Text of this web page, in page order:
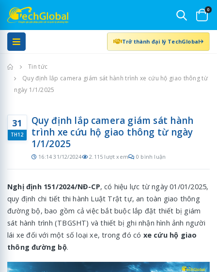
0
Trở thành đại lý TechGlobal
Trang chủ
Tin tức
Quy định lắp camera giám sát hành trình xe cứu hộ giao thông từ
ngày 1/1/2025
31
TH12
Quy định lắp camera giám sát hành
trình xe cứu hộ giao thông từ ngày
1/1/2025
16:14 31/12/2024 2.115 lượt xem 0 bình luận
Nghị định 151/2024/NĐ-CP, có hiệu lực từ ngày 01/01/2025,
quy định chi tiết thi hành Luật Trật tự, an toàn giao thông
đường bộ, bao gồm cả việc bắt buộc lắp đặt thiết bị giám
sát hành trình (TBGSHT) và thiết bị ghi nhận hình ảnh người
lái xe đối với một số loại xe, trong đó có xe cứu hộ giao
thông đường bộ.